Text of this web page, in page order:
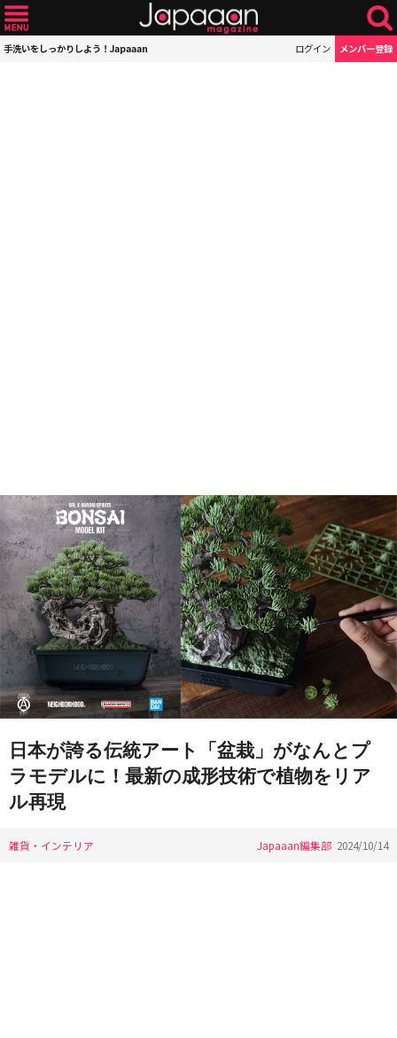
手洗いをしっかりしよう！Japaaan ログイン メンバー登録
日本が誇る伝統アート「盆栽」がなんとプ
ラモデルに！最新の成形技術で植物をリア
ル再現
雑貨・インテリア Japaaan編集部 2024/10/14